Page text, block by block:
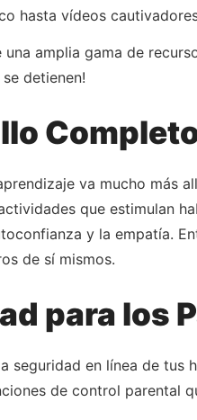
hasta vídeos
una amplia gama de
detienen!
va mucho más
que estimulan
y la empatía.
de sí mismos.
para los
seguridad en línea de tus
de control parental